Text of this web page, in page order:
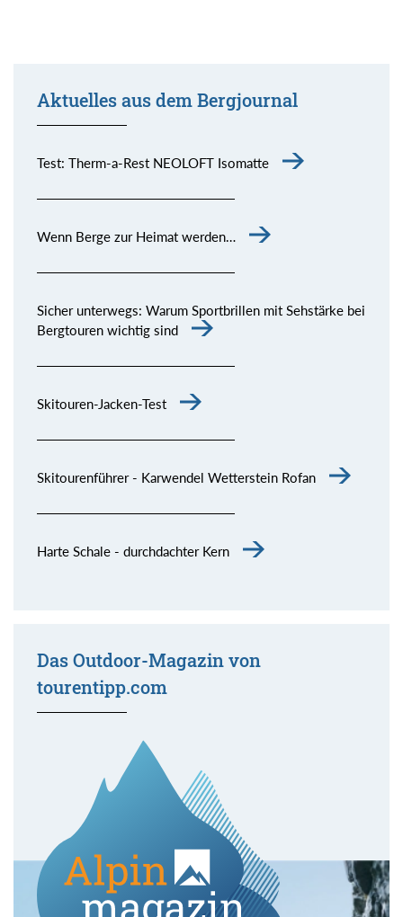
Aktuelles aus dem Bergjournal
Test: Therm-a-Rest NEOLOFT Isomatte
Wenn Berge zur Heimat werden…
Sicher unterwegs: Warum Sportbrillen mit Sehstärke bei
Bergtouren wichtig sind
Skitouren-Jacken-Test
Skitourenführer - Karwendel Wetterstein Rofan
Harte Schale - durchdachter Kern
Das Outdoor-Magazin von
tourentipp.com